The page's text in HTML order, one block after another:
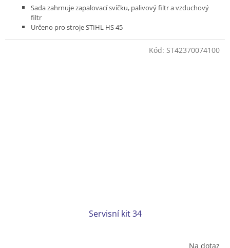
Sada zahrnuje zapalovací svíčku, palivový filtr a vzduchový
filtr
Určeno pro stroje STIHL HS 45
Servisní kit 34
Na dotaz
Kód: ST42370074100